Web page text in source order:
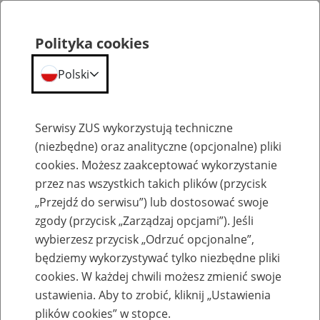
Szkolenia
Zaproś ZUS do siebie: Aktywni 50+
Polityka cookies
Polski
Serwisy ZUS wykorzystują techniczne
(niezbędne) oraz analityczne (opcjonalne) pliki
cookies. Możesz zaakceptować wykorzystanie
przez nas wszystkich takich plików (przycisk
„Przejdź do serwisu”) lub dostosować swoje
zgody (przycisk „Zarządzaj opcjami”). Jeśli
wybierzesz przycisk „Odrzuć opcjonalne”,
będziemy wykorzystywać tylko niezbędne pliki
cookies. W każdej chwili możesz zmienić swoje
ustawienia. Aby to zrobić, kliknij „Ustawienia
plików cookies” w stopce.